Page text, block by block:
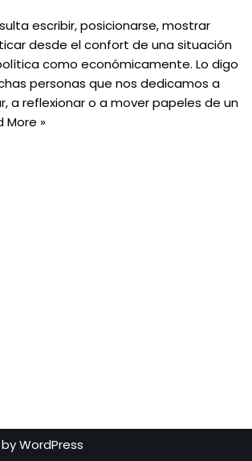
escribir, posicionarse, mostrar
desde el confort de una situación
como económicamente. Lo digo
personas que nos dedicamos a
a reflexionar o a mover papeles de un
More »
WordPress